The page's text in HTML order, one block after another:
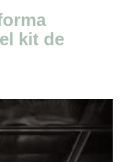
kit de